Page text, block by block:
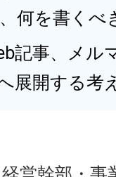
何を書くべ
記事、メル
展開する考